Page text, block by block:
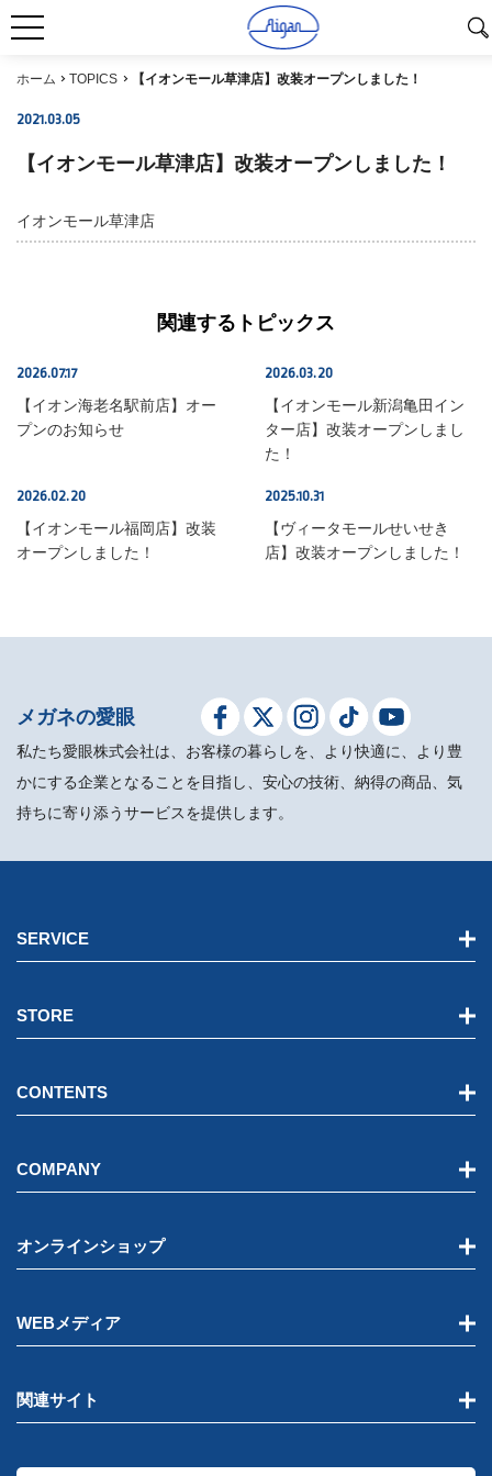
ホーム TOPICS 【イオンモール草津店】改装オープンしました！
2021.03.05
【イオンモール草津店】改装オープンしました！
イオンモール草津店
関連するトピックス
2026.07.17
【イオン海老名駅前店】オー
プンのお知らせ
2026.03.20
【イオンモール新潟亀田イン
ター店】改装オープンしまし
た！
2026.02.20
【イオンモール福岡店】改装
オープンしました！
2025.10.31
【ヴィータモールせいせき
店】改装オープンしました！
メガネの愛眼
私たち愛眼株式会社は、お客様の暮らしを、より快適に、より豊
かにする企業となることを目指し、安心の技術、納得の商品、気
持ちに寄り添うサービスを提供します。
SERVICE
STORE
CONTENTS
COMPANY
オンラインショップ
WEBメディア
関連サイト